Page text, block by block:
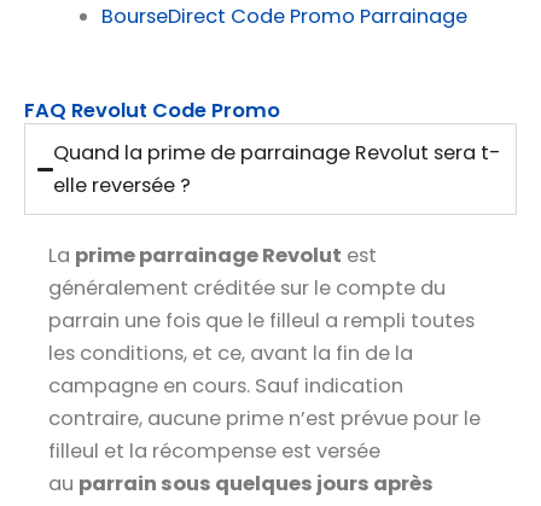
BourseDirect Code Promo Parrainage
FAQ Revolut Code Promo
Quand la prime de parrainage Revolut sera t-
elle reversée ?
La prime parrainage Revolut est
généralement créditée sur le compte du
parrain une fois que le filleul a rempli toutes
les conditions, et ce, avant la fin de la
campagne en cours. Sauf indication
contraire, aucune prime n’est prévue pour le
filleul et la récompense est versée
au parrain sous quelques jours après